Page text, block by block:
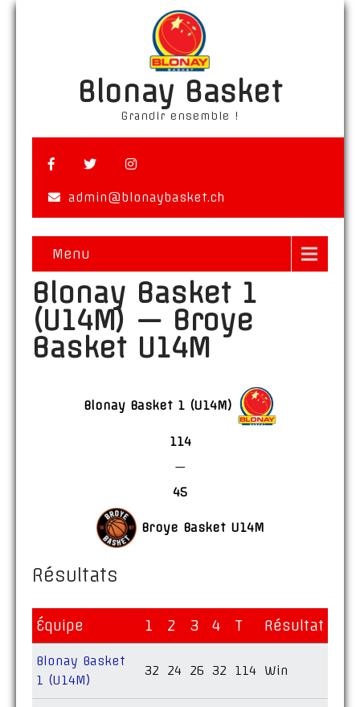
Blonay Basket
Grandir ensemble !
admin@blonaybasket.ch
Menu
Blonay Basket 1
(U14M) — Broye
Basket U14M
Blonay Basket 1 (U14M)
114
—
45
Broye Basket U14M
Résultats
Équipe 1 2 3 4 T Résultat
Blonay Basket
1 (U14M)
32 24 26 32 114 Win